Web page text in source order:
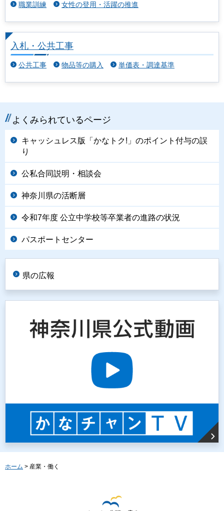
職業訓練
女性の登用・活躍の推進
入札・公共工事
公共工事 物品等の購入 単価表・調達基準
よくみられているページ
キャッシュレス版「かなトク!」のポイント付与の誤
り
公私合同説明・相談会
神奈川県の活断層
令和7年度 公立中学校等卒業者の進路の状況
パスポートセンター
県の広報
ホーム > 産業・働く